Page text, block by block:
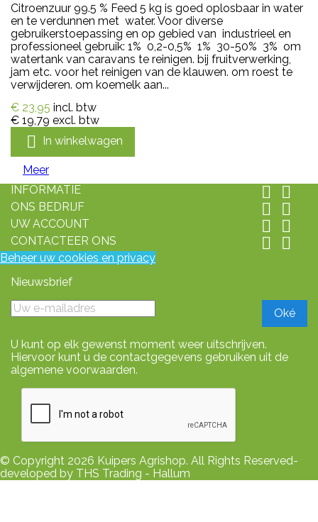
Citroenzuur 99.5 % Feed 5 kg is goed oplosbaar in water
en te verdunnen met water. Voor diverse
gebruikerstoepassing en op gebied van industrieel en
professioneel gebruik: 1% 0,2-0,5% 1% 30-50% 3% om
watertank van caravans te reinigen. bij fruitverwerking,
jam etc. voor het reinigen van de klauwen. om roest te
verwijderen. om koemelk aan...
€ 23,95 incl. btw
€ 19,79 excl. btw
 In winkelwagen
Meer
INFORMATIE
 
ONS BEDRIJF  
UW ACCOUNT  
CONTACTEER ONS  
Beheer uw cookies en privacy
Nieuwsbrief
U kunt op elk gewenst moment weer uitschrijven.
Hiervoor kunt u de contactgegevens gebruiken uit de
algemene voorwaarden.
© Copyright 2026 Kuipers Agrishop. All Rights Reserved-
developed by THS Trading - Hallum